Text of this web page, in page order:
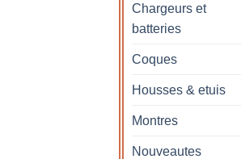
Chargeurs et
batteries
Coques
Housses & etuis
Montres
Nouveautes